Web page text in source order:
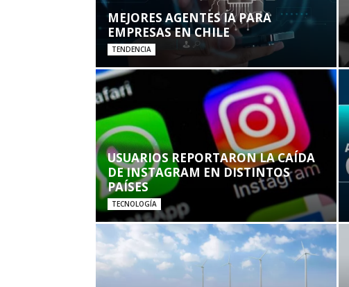
MEJORES AGENTES IA PARA
EMPRESAS EN CHILE
TENDENCIA
USUARIOS REPORTARON LA CAÍDA
DE INSTAGRAM EN DISTINTOS
PAÍSES
TECNOLOGÍA